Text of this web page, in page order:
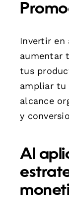
Invertir en
aumentar
tus
ampliar tu
alcance
y
Al